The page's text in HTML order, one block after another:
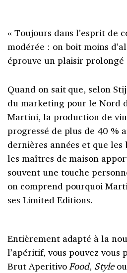
« Toujours dans l’esprit de
modérée : on boit moins
éprouve un plaisir prolongé
Quand on sait que, selon
du marketing pour le Nord
Martini, la production de
progressé de plus de 40 %
dernières années et que les
les maîtres de maison
souvent une touche
on comprend pourquoi
ses Limited Editions.
Entièrement adapté à la
l’apéritif, vous pouvez
Brut AperitivoFood, Styleou